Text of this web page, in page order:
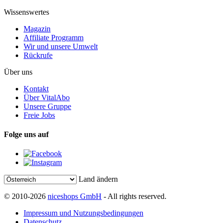
Wissenswertes
Magazin
Affiliate Programm
Wir und unsere Umwelt
Rückrufe
Über uns
Kontakt
Über VitalAbo
Unsere Gruppe
Freie Jobs
Folge uns auf
Land ändern
© 2010-2026 niceshops GmbH - All rights reserved.
Impressum und Nutzungsbedingungen